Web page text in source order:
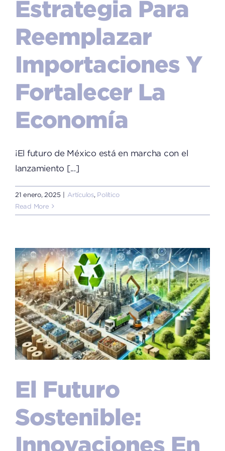
Estrategia Para
Reemplazar
Importaciones Y
Fortalecer La
Economía
¡El futuro de México está en marcha con el
lanzamiento [...]
21 enero, 2025 Artículos, Político
Read More
El Futuro
Sostenible:
Innovaciones En